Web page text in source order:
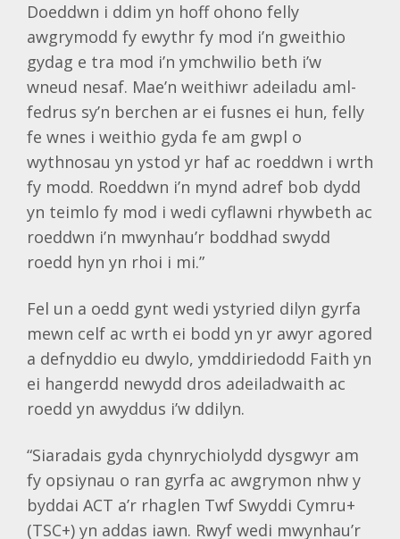
Doeddwn i ddim yn hoff ohono felly
awgrymodd fy ewythr fy mod i’n gweithio
gydag e tra mod i’n ymchwilio beth i’w
wneud nesaf. Mae’n weithiwr adeiladu aml-
fedrus sy’n berchen ar ei fusnes ei hun, felly
fe wnes i weithio gyda fe am gwpl o
wythnosau yn ystod yr haf ac roeddwn i wrth
fy modd. Roeddwn i’n mynd adref bob dydd
yn teimlo fy mod i wedi cyflawni rhywbeth ac
roeddwn i’n mwynhau’r boddhad swydd
roedd hyn yn rhoi i mi.”
Fel un a oedd gynt wedi ystyried dilyn gyrfa
mewn celf ac wrth ei bodd yn yr awyr agored
a defnyddio eu dwylo, ymddiriedodd Faith yn
ei hangerdd newydd dros adeiladwaith ac
roedd yn awyddus i’w ddilyn.
“Siaradais gyda chynrychiolydd dysgwyr am
fy opsiynau o ran gyrfa ac awgrymon nhw y
byddai ACT a’r rhaglen Twf Swyddi Cymru+
(TSC+) yn addas iawn. Rwyf wedi mwynhau’r